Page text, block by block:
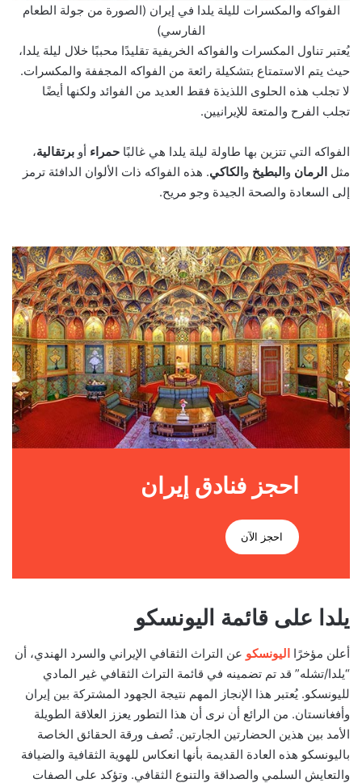
الفواكه والمكسرات لليلة يلدا في إيران (الصورة من جولة الطعام
الفارسي)
يُعتبر تناول المكسرات والفواكه الخريفية تقليدًا محببًا خلال ليلة يلدا،
حيث يتم الاستمتاع بتشكيلة رائعة من الفواكه المجففة والمكسرات.
لا تجلب هذه الحلوى اللذيذة فقط العديد من الفوائد ولكنها أيضًا
تجلب الفرح والمتعة للإيرانيين.
الفواكه التي تتزين بها طاولة ليلة يلدا هي غالبًا حمراء أو برتقالية،
مثل الرمان والبطيخ والكاكي. هذه الفواكه ذات الألوان الدافئة ترمز
إلى السعادة والصحة الجيدة وجو مريح.
احجز فنادق إيران
احجز الآن
يلدا على قائمة اليونسكو
أعلن مؤخرًا اليونسكو عن التراث الثقافي الإيراني والسرد الهندي، أن
“يلدا/تشله” قد تم تضمينه في قائمة التراث الثقافي غير المادي
لليونسكو. يُعتبر هذا الإنجاز المهم نتيجة الجهود المشتركة بين إيران
وأفغانستان. من الرائع أن نرى أن هذا التطور يعزز العلاقة الطويلة
الأمد بين هذين الحضارتين الجارتين. تُصف ورقة الحقائق الخاصة
باليونسكو هذه العادة القديمة بأنها انعكاس للهوية الثقافية والضيافة
والتعايش السلمي والصداقة والتنوع الثقافي. وتؤكد على الصفات